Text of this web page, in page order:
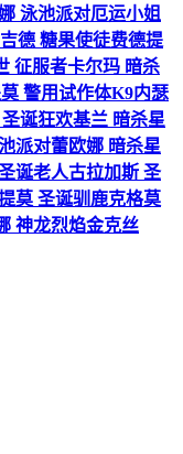
泳池派对厄运小姐
德 糖果使徒费德提
征服者卡尔玛 暗杀
警用试作体K9内瑟
诞狂欢基兰 暗杀星
派对蕾欧娜 暗杀星
诞老人古拉加斯 圣
莫 圣诞驯鹿克格莫
神龙烈焰金克丝